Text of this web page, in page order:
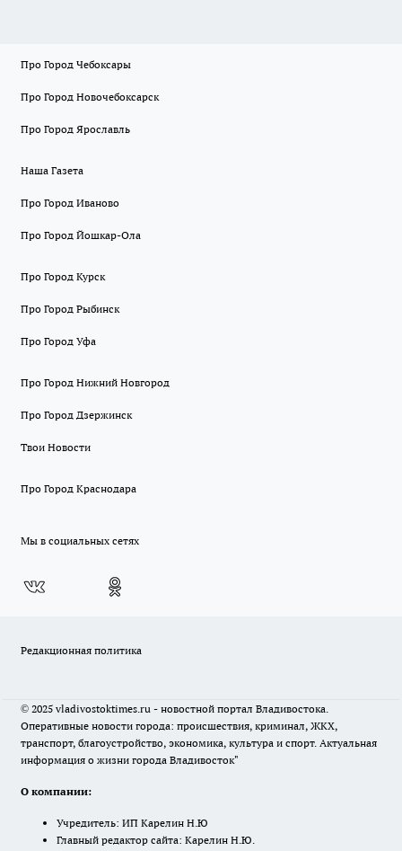
Про Город Чебоксары
Про Город Новочебоксарск
Про Город Ярославль
Наша Газета
Про Город Иваново
Про Город Йошкар-Ола
Про Город Курск
Про Город Рыбинск
Про Город Уфа
Про Город Нижний Новгород
Про Город Дзержинск
Твои Новости
Про Город Краснодара
Мы в социальных сетях
Редакционная политика
© 2025 vladivostoktimes.ru - новостной портал Владивостока.
Оперативные новости города: происшествия, криминал, ЖКХ,
транспорт, благоустройство, экономика, культура и спорт. Актуальная
информация о жизни города Владивосток"
О компании:
Учредитель: ИП Карелин Н.Ю
Главный редактор сайта: Карелин Н.Ю.